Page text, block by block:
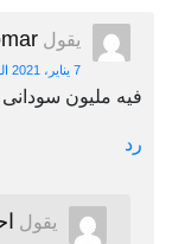
يقول
7 يناير، 2021 الساعة 4:16 ص
فيه مليون سودانى
رد
يقول